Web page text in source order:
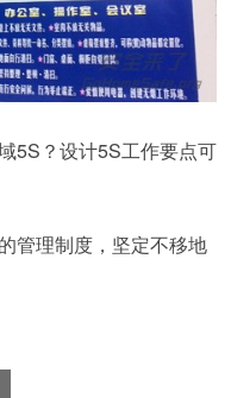
5S？设计5S工作要点可
管理制度，坚定不移地